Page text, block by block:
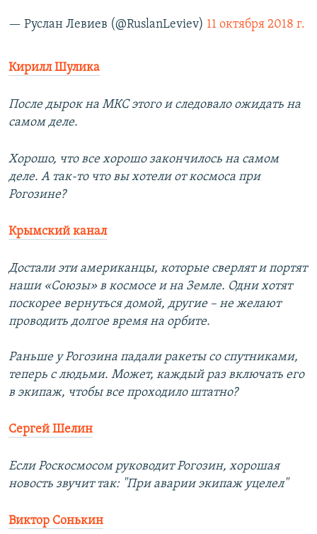
— Руслан Левиев (@RuslanLeviev) 11 октября 2018 г.
Кирилл Шулика
После дырок на МКС этого и следовало ожидать на
самом деле.
Хорошо, что все хорошо закончилось на самом
деле. А так-то что вы хотели от космоса при
Рогозине?
Крымский канал
Достали эти американцы, которые сверлят и портят
наши «Союзы» в космосе и на Земле. Одни хотят
поскорее вернуться домой, другие – не желают
проводить долгое время на орбите.
Раньше у Рогозина падали ракеты со спутниками,
теперь с людьми. Может, каждый раз включать его
в экипаж, чтобы все проходило штатно?
Сергей Шелин
Если Роскосмосом руководит Рогозин, хорошая
новость звучит так: "При аварии экипаж уцелел"
Виктор Сонькин